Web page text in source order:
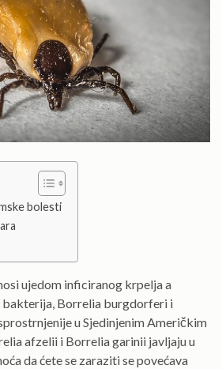
bolesti
ujedom inficiranog krpelja a
Borrelia burgdorferi i
u Sjedinjenim Američkim
afzelii i Borrelia garinii javljaju u
da ćete se zaraziti se povećava